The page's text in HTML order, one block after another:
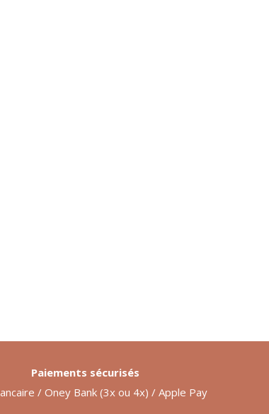
Paiements sécurisés
/ Oney Bank (3x ou 4x) / Apple Pay